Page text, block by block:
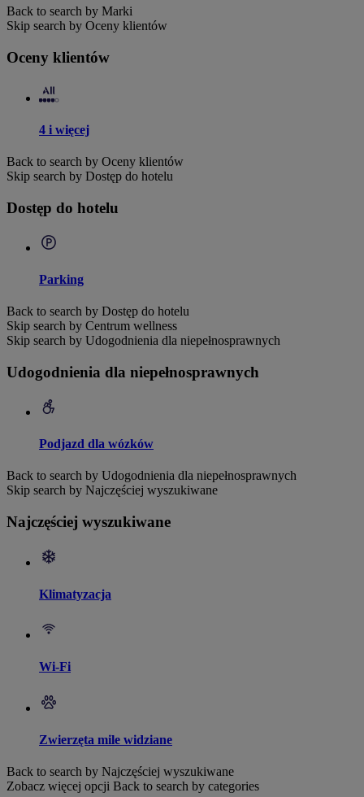
Back to search by Marki
Skip search by Oceny klientów
Oceny klientów
4 i więcej
Back to search by Oceny klientów
Skip search by Dostęp do hotelu
Dostęp do hotelu
Parking
Back to search by Dostęp do hotelu
Skip search by Centrum wellness
Skip search by Udogodnienia dla niepełnosprawnych
Udogodnienia dla niepełnosprawnych
Podjazd dla wózków
Back to search by Udogodnienia dla niepełnosprawnych
Skip search by Najczęściej wyszukiwane
Najczęściej wyszukiwane
Klimatyzacja
Wi-Fi
Zwierzęta mile widziane
Back to search by Najczęściej wyszukiwane
Zobacz więcej opcji Back to search by categories